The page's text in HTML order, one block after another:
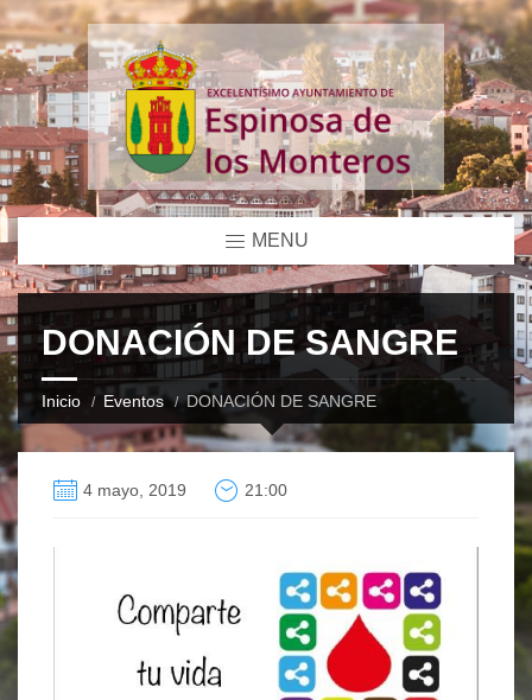
MENU
DONACIÓN DE SANGRE
Inicio Eventos DONACIÓN DE SANGRE
4 mayo, 2019 21:00